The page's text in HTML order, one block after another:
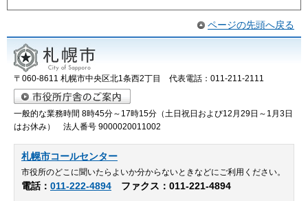
ページの先頭へ戻る
〒060-8611 札幌市中央区北1条西2丁目 代表電話：011-211-2111
一般的な業務時間 8時45分～17時15分（土日祝日および12月29日～1月3日
はお休み） 法人番号 9000020011002
札幌市コールセンター
市役所のどこに聞いたらよいか分からないときなどにご利用ください。
電話： 011-222-4894 ファクス：011-221-4894